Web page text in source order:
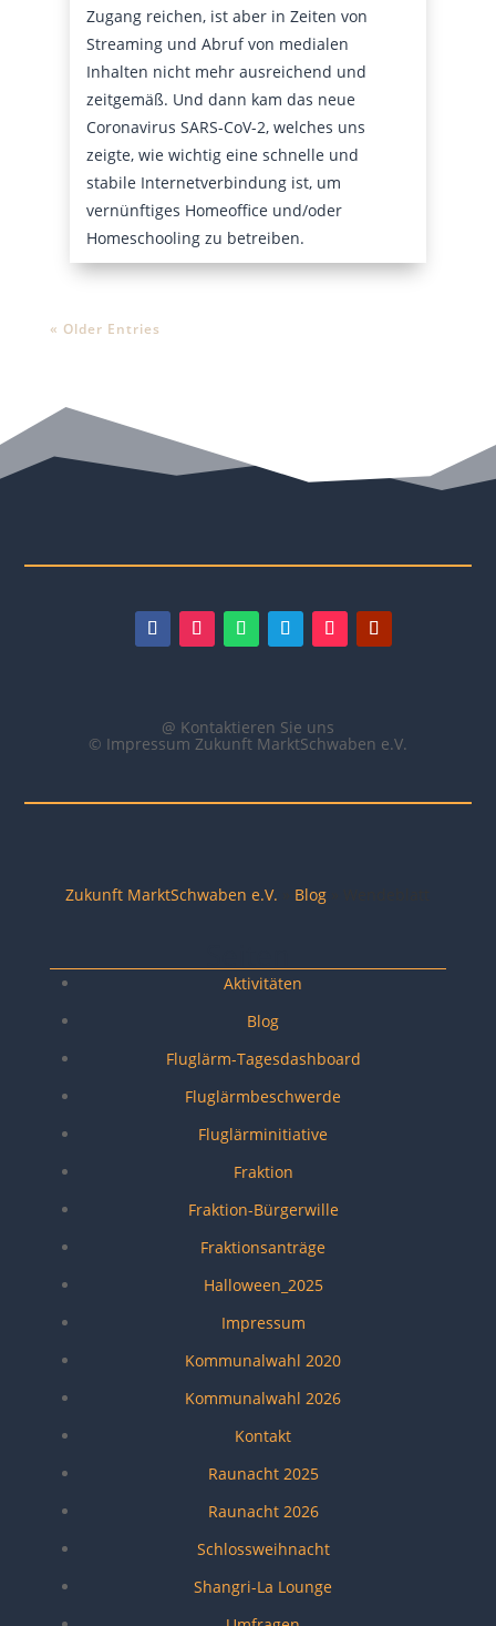
Zugang reichen, ist aber in Zeiten von
Streaming und Abruf von medialen
Inhalten nicht mehr ausreichend und
zeitgemäß. Und dann kam das neue
Coronavirus SARS-CoV-2, welches uns
zeigte, wie wichtig eine schnelle und
stabile Internetverbindung ist, um
vernünftiges Homeoffice und/oder
Homeschooling zu betreiben.
« Older Entries
@ Kontaktieren Sie uns
© Impressum Zukunft MarktSchwaben e.V.
Zukunft MarktSchwaben e.V. Blog
Aktivitäten
Blog
Fluglärm-Tagesdashboard
Fluglärmbeschwerde
Fluglärminitiative
Fraktion
Fraktion-Bürgerwille
Fraktionsanträge
Halloween_2025
Impressum
Kommunalwahl 2020
Kommunalwahl 2026
Kontakt
Raunacht 2025
Raunacht 2026
Schlossweihnacht
Shangri-La Lounge